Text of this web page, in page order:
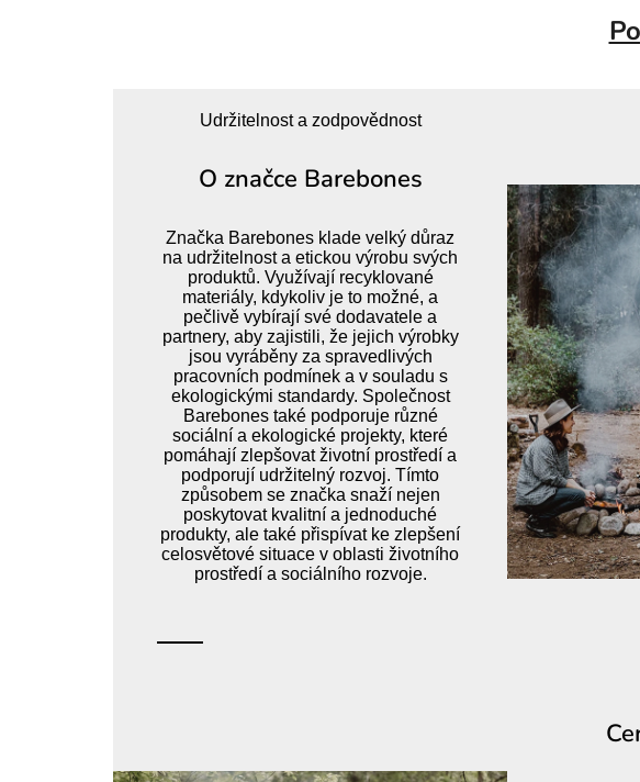
Udržitelnost a zodpovědnost
O značce Barebones
Značka Barebones klade velký důraz
na udržitelnost a etickou výrobu svých
produktů. Využívají recyklované
materiály, kdykoliv je to možné, a
pečlivě vybírají své dodavatele a
partnery, aby zajistili, že jejich výrobky
jsou vyráběny za spravedlivých
pracovních podmínek a v souladu s
ekologickými standardy. Společnost
Barebones také podporuje různé
sociální a ekologické projekty, které
pomáhají zlepšovat životní prostředí a
podporují udržitelný rozvoj. Tímto
způsobem se značka snaží nejen
poskytovat kvalitní a jednoduché
produkty, ale také přispívat ke zlepšení
celosvětové situace v oblasti životního
prostředí a sociálního rozvoje.